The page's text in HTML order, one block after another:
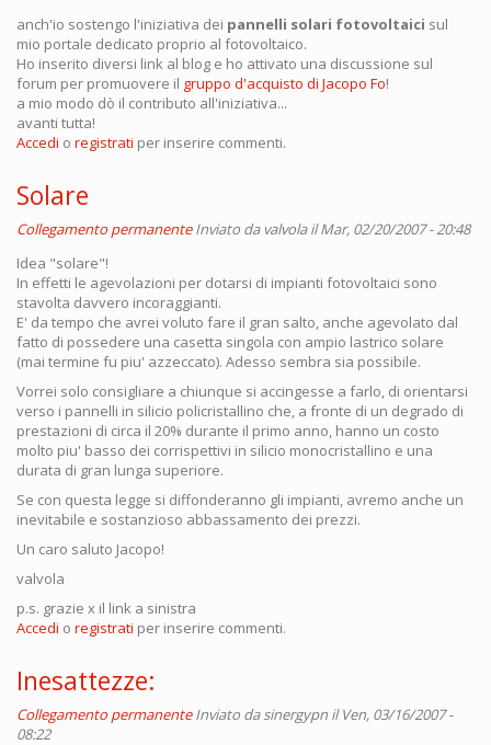
anch'io sostengo l'iniziativa dei pannelli solari fotovoltaici sul
mio portale dedicato proprio al fotovoltaico.
Ho inserito diversi link al blog e ho attivato una discussione sul
forum per promuovere il gruppo d'acquisto di Jacopo Fo!
a mio modo dò il contributo all'iniziativa...
avanti tutta!
Accedi o registrati per inserire commenti.
Solare
Collegamento permanente Inviato davalvolail Mar, 02/20/2007 - 20:48
Idea "solare"!
In effetti le agevolazioni per dotarsi di impianti fotovoltaici sono
stavolta davvero incoraggianti.
E' da tempo che avrei voluto fare il gran salto, anche agevolato dal
fatto di possedere una casetta singola con ampio lastrico solare
(mai termine fu piu' azzeccato). Adesso sembra sia possibile.
Vorrei solo consigliare a chiunque si accingesse a farlo, di orientarsi
verso i pannelli in silicio policristallino che, a fronte di un degrado di
prestazioni di circa il 20% durante il primo anno, hanno un costo
molto piu' basso dei corrispettivi in silicio monocristallino e una
durata di gran lunga superiore.
Se con questa legge si diffonderanno gli impianti, avremo anche un
inevitabile e sostanzioso abbassamento dei prezzi.
Un caro saluto Jacopo!
valvola
p.s. grazie x il link a sinistra
Accedi o registrati per inserire commenti.
Inesattezze:
Collegamento permanente Inviato da sinergypn il Ven, 03/16/2007 -
08:22